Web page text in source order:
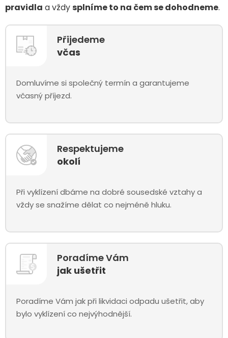
pravidla a vždy splníme to na čem se dohodneme.
Přijedeme
včas
Domluvíme si společný termín a garantujeme
včasný příjezd.
Respektujeme
okolí
Při vyklízení dbáme na dobré sousedské vztahy a
vždy se snažíme dělat co nejméně hluku.
Poradíme Vám
jak ušetřit
Poradíme Vám jak při likvidaci odpadu ušetřit, aby
bylo vyklízení co nejvýhodnější.